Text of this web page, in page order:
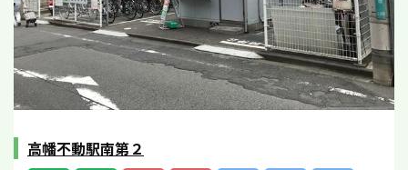
高幡不動駅南第２